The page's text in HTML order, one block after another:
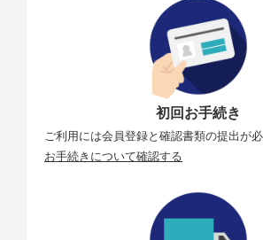
初回お手続き
ご利用には会員登録と確認書類の提出が必
お手続きについて確認する